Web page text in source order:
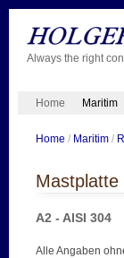
Always the right
Home Maritim
Home / Maritim/
Mastplatte
A2 - AISI 304
Alle Angaben